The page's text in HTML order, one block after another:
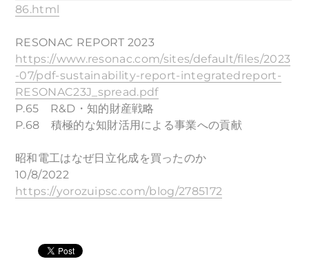
86.html
RESONAC REPORT 2023
https://www.resonac.com/sites/default/files/2023
-07/pdf-sustainability-report-integratedreport-
RESONAC23J_spread.pdf
P.65 R&D・知的財産戦略
P.68 積極的な知財活用による事業への貢献
昭和電工はなぜ日立化成を買ったのか
10/8/2022
https://yorozuipsc.com/blog/2785172